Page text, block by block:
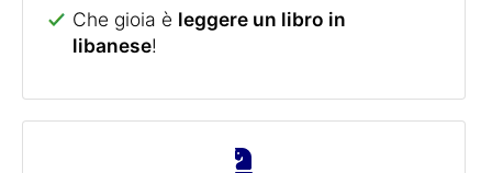
Che gioia è leggere un libro in
libanese!